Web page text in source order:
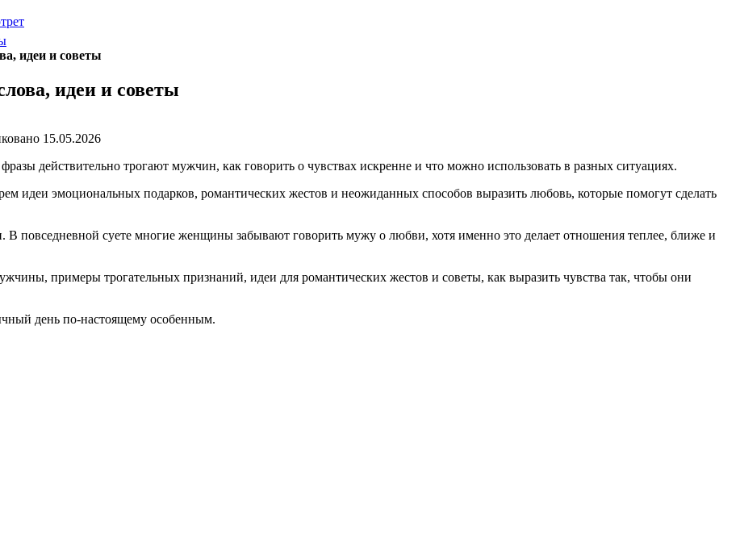
идеи и советы
идеи и советы
15.05.2026
действительно трогают мужчин, как говорить о чувствах искренне и что можно использовать в разных ситуациях.
идеи эмоциональных подарков, романтических жестов и неожиданных способов выразить любовь, которые помогут сделать
повседневной суете многие женщины забывают говорить мужу о любви, хотя именно это делает отношения теплее, ближе и
примеры трогательных признаний, идеи для романтических жестов и советы, как выразить чувства так, чтобы они
день по-настоящему особенным.